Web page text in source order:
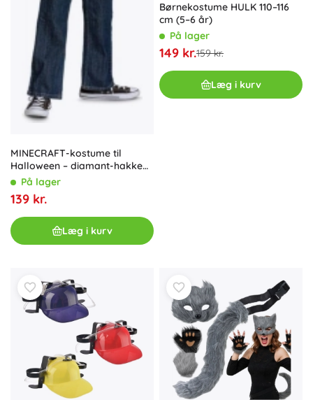
MINECRAFT-kostume til
Halloween – diamant-hakke
og Creeper-maske
På lager
139 kr.
Læg i kurv
Børnekostume HULK 110–116
cm (5–6 år)
På lager
149 kr.159 kr.
Læg i kurv